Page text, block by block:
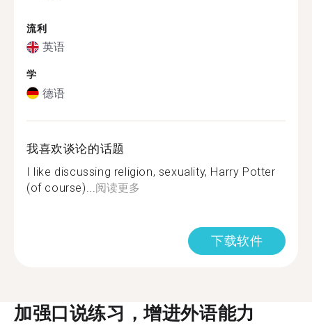
流利
英语
学
德语
我喜欢谈论的话题
I like discussing religion, sexuality, Harry Potter
(of course)... 阅读更多
下载软件
加强口说练习，增进外语能力